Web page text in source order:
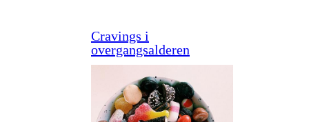
Cravings i
overgangsalderen